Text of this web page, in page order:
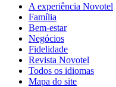
A experiência Novotel
Família
Bem-estar
Negócios
Fidelidade
Revista Novotel
Todos os idiomas
Mapa do site